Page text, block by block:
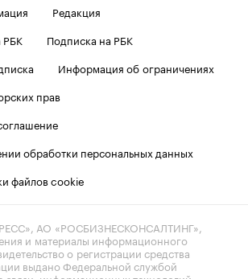
Редакция
РБК
Подписка на РБК
Информация об ограничениях
прав
обработки персональных данных
файлов cookie
АО «РОСБИЗНЕСКОНСАЛТИНГ»,
и материалы информационного
о регистрации средства
выдано Федеральной службой